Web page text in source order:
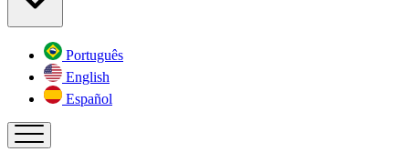
Português
English
Español